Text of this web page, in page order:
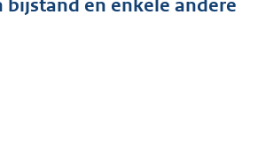
o
bijstand en enkele andere